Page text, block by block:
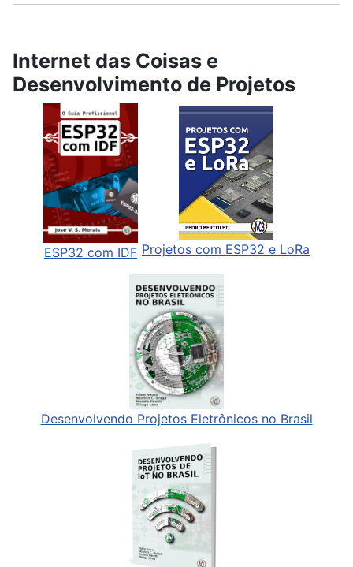
Internet das Coisas e
Desenvolvimento de Projetos
ESP32 com IDF Projetos com ESP32 e LoRa
Desenvolvendo Projetos Eletrônicos no Brasil